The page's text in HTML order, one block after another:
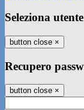
Seleziona utente
button close ×
Recupero
button close ×